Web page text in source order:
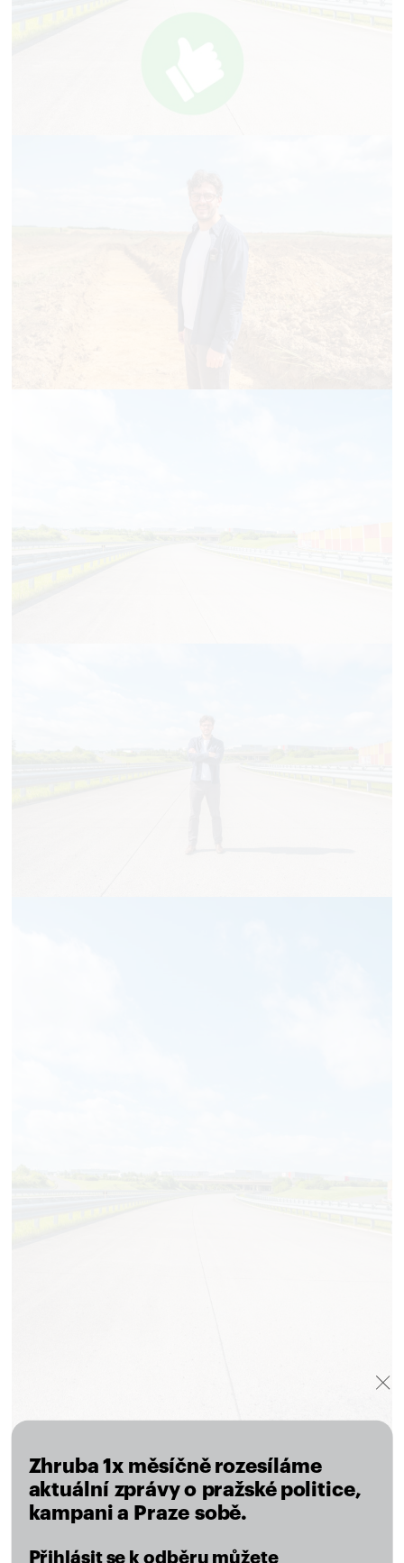
Zhruba 1x měsíčně rozesíláme
aktuální zprávy o pražské politice,
kampani a Praze sobě.
Přihlásit se k odběru můžete